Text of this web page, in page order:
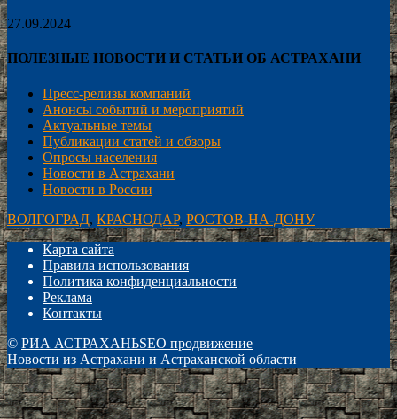
27.09.2024
ПОЛЕЗНЫЕ НОВОСТИ И СТАТЬИ ОБ АСТРАХАНИ
Пресс-релизы компаний
Анонсы событий и мероприятий
Актуальные темы
Публикации статей и обзоры
Опросы населения
Новости в Астрахани
Новости в России
ВОЛГОГРАД, КРАСНОДАР, РОСТОВ-НА-ДОНУ
Карта сайта
Правила использования
Политика конфиденциальности
Реклама
Контакты
© РИА АСТРАХАНЬSEO продвижение
Новости из Астрахани и Астраханской области